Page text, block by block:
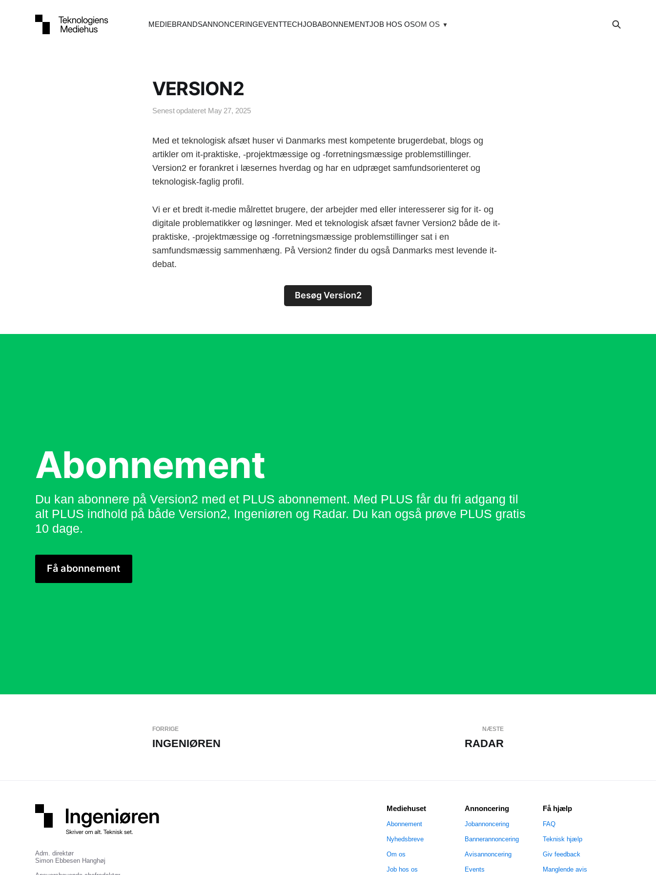
MEDIEBRANDSANNONCERINGEVENTTECHJOBABONNEMENTJOB HOS OSOM OS
VERSION2
Senest opdateret May 27, 2025
Med et teknologisk afsæt huser vi Danmarks mest kompetente brugerdebat, blogs og
artikler om it-praktiske, -projektmæssige og -forretningsmæssige problemstillinger.
Version2 er forankret i læsernes hverdag og har en udpræget samfundsorienteret og
teknologisk-faglig profil.
Vi er et bredt it-medie målrettet brugere, der arbejder med eller interesserer sig for it- og
digitale problematikker og løsninger. Med et teknologisk afsæt favner Version2 både de it-
praktiske, -projektmæssige og -forretningsmæssige problemstillinger sat i en
samfundsmæssig sammenhæng. På Version2 finder du også Danmarks mest levende it-
debat.
Besøg Version2
Abonnement
Du kan abonnere på Version2 med et PLUS abonnement. Med PLUS får du fri adgang til
alt PLUS indhold på både Version2, Ingeniøren og Radar. Du kan også prøve PLUS gratis
10 dage.
Få abonnement
FORRIGE
INGENIØREN
NÆSTE
RADAR
Adm. direktør
Simon Ebbesen Hanghøj
Mediehuset
Abonnement
Nyhedsbreve
Om os
Job hos os
Annoncering
Jobannoncering
Bannerannoncering
Avisannoncering
Events
Få hjælp
FAQ
Teknisk hjælp
Giv feedback
Manglende avis